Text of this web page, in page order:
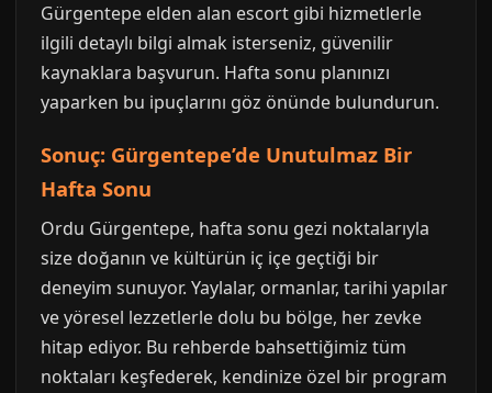
Gürgentepe elden alan escort gibi hizmetlerle
ilgili detaylı bilgi almak isterseniz, güvenilir
kaynaklara başvurun. Hafta sonu planınızı
yaparken bu ipuçlarını göz önünde bulundurun.
Sonuç: Gürgentepe’de Unutulmaz Bir
Hafta Sonu
Ordu Gürgentepe, hafta sonu gezi noktalarıyla
size doğanın ve kültürün iç içe geçtiği bir
deneyim sunuyor. Yaylalar, ormanlar, tarihi yapılar
ve yöresel lezzetlerle dolu bu bölge, her zevke
hitap ediyor. Bu rehberde bahsettiğimiz tüm
noktaları keşfederek, kendinize özel bir program